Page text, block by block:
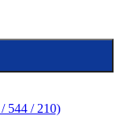
544 / 210)